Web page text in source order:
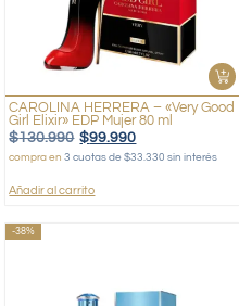
CAROLINA HERRERA – «Very Good
Girl Elixir» EDP Mujer 80 ml
$130.990 $99.990
compra en3 cuotas de $33.330 sin interés
Añadir al carrito
-38%